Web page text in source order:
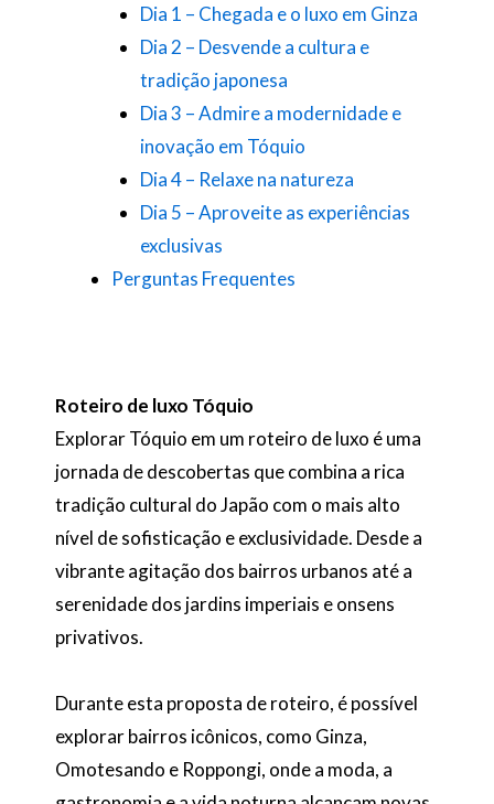
Dia 1 – Chegada e o luxo em Ginza
Dia 2 – Desvende a cultura e
tradição japonesa
Dia 3 – Admire a modernidade e
inovação em Tóquio
Dia 4 – Relaxe na natureza
Dia 5 – Aproveite as experiências
exclusivas
Perguntas Frequentes
Roteiro de luxo Tóquio
Explorar Tóquio em um roteiro de luxo é uma
jornada de descobertas que combina a rica
tradição cultural do Japão com o mais alto
nível de sofisticação e exclusividade. Desde a
vibrante agitação dos bairros urbanos até a
serenidade dos jardins imperiais e onsens
privativos.
Durante esta proposta de roteiro, é possível
explorar bairros icônicos, como Ginza,
Omotesando e Roppongi, onde a moda, a